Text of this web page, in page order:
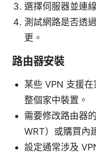
選擇伺服器並連
測試網路是否透
更。
路由器安裝
某些 VPN 支援
整個家中裝置。
需要修改路由器
WRT）或購買內
設定通常涉及